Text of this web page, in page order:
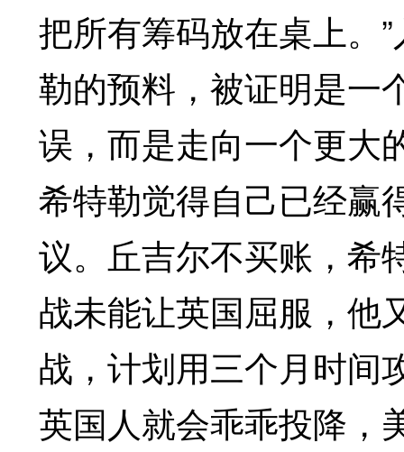
把所有筹码放在桌上。
勒的预料，被证明是一
误，而是走向一个更
希特勒觉得自己已经赢
议。丘吉尔不买账，希
战未能让英国屈服，
战，计划用三个月时间
英国人就会乖乖投降，